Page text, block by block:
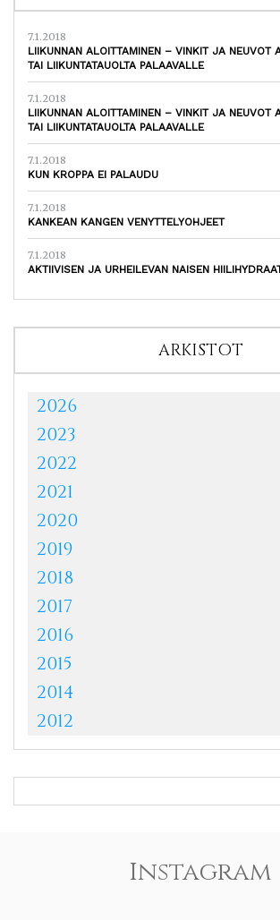
7.1.2018
LIIKUNNAN ALOITTAMINEN – VINKIT JA NEUVOT
TAI LIIKUNTATAUOLTA PALAAVALLE
7.1.2018
LIIKUNNAN ALOITTAMINEN – VINKIT JA NEUVOT
TAI LIIKUNTATAUOLTA PALAAVALLE
7.1.2018
KUN KROPPA EI PALAUDU
7.1.2018
KANKEAN KANGEN VENYTTELYOHJEET
7.1.2018
AKTIIVISEN JA URHEILEVAN NAISEN
ARKISTOT
2026
2023
2022
2021
2020
2019
2018
2017
2016
2015
2014
2012
Instagram